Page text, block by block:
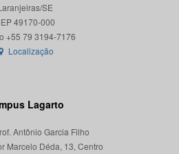
SE
49170-000
Localização
Lagarto
Antônio Garcia Filho
Marcelo Déda, 13, Centro